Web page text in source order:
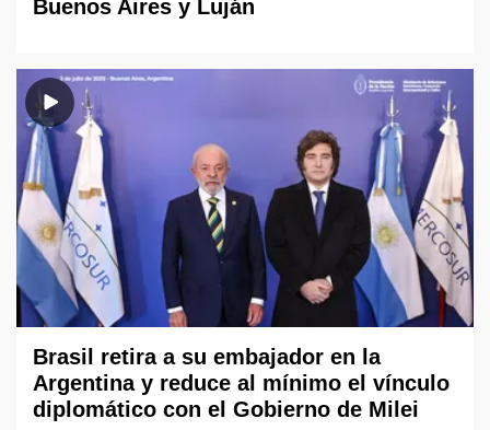
Buenos Aires y Luján
Brasil retira a su embajador en la
Argentina y reduce al mínimo el vínculo
diplomático con el Gobierno de Milei